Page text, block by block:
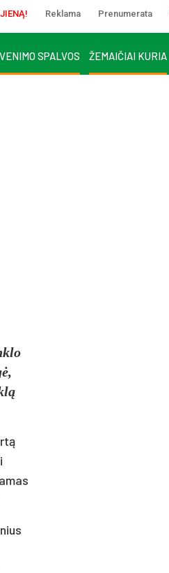
Reklama Prenumerata
SPALVOS ŽEMAIČIAI KURIA